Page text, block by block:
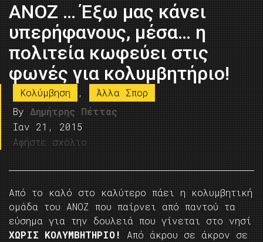
ΑΝΟΖ … Έξω μας κάνει
υπερήφανους, μέσα… η
πολιτεία κωφεύει στις
φωνές για κολυμβητήριο!
Κολύμβηση ,
Άλλα Σπορ
By Δημήτρης Πέττας
Ιαν 21, 2015
Αφήστε σχόλιο
Από το καλό στο καλύτερο πάει η κολυμβητική
ομάδα του ΑΝΟΖ που παίρνει από παντού τα
εύσημα για την δουλειά που γίνεται στο νησί
ΧΩΡΙΣ ΚΟΛΥΜΒΗΤΗΡΙΟ!
Από άκρου σε άκρον σε